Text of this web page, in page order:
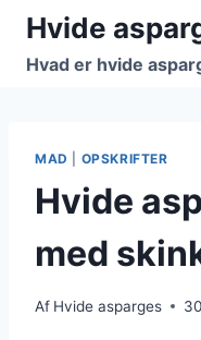
Fortsæt
indhold
Hvide
Hvad er hvide
MAD OPSKRIFTER
Hvide
med
Af Hvide asparges